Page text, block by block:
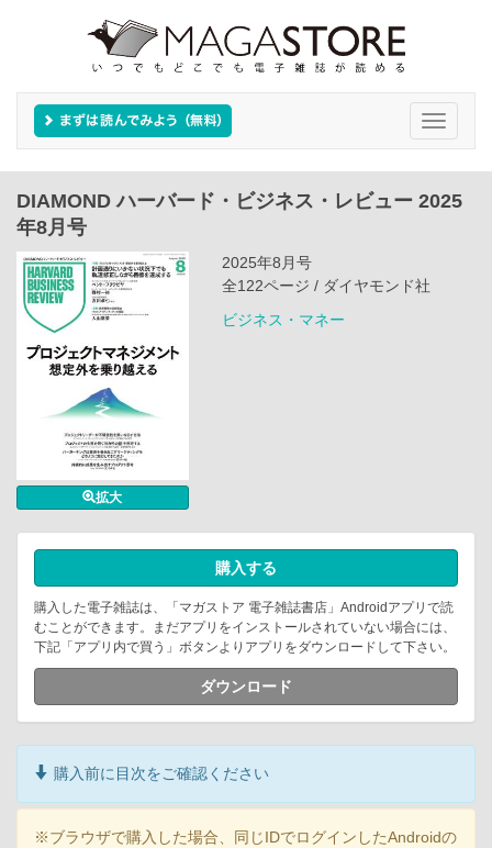
Toggle
DIAMOND ハーバード・ビジネス・レビュー 2025
年8月号
拡大
2025年8月号
全122ページ / ダイヤモンド社
ビジネス・マネー
購入する
購入した電子雑誌は、「マガストア 電子雑誌書店」Androidアプリで読
むことができます。まだアプリをインストールされていない場合には、
下記「アプリ内で買う」ボタンよりアプリをダウンロードして下さい。
ダウンロード
購入前に目次をご確認ください
※ブラウザで購入した場合、同じIDでログインしたAndroidの